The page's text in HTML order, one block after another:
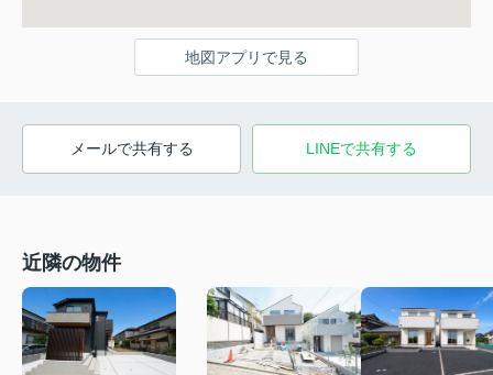
地図アプリで見る
メールで共有する LINEで共有する
近隣の物件